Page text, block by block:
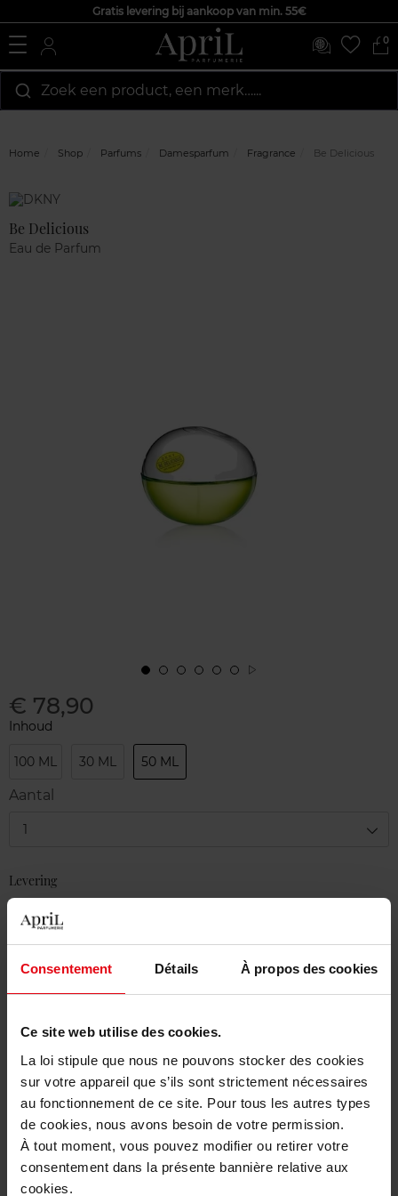
Consentement Détails À propos des cookies
Ce site web utilise des cookies.
La loi stipule que nous ne pouvons stocker des cookies
sur votre appareil que s’ils sont strictement nécessaires
au fonctionnement de ce site. Pour tous les autres types
de cookies, nous avons besoin de votre permission.
À tout moment, vous pouvez modifier ou retirer votre
consentement dans la présente bannière relative aux
cookies.
Gratis levering bij aankoop van min. 55€
0
Zoek een product, een merk…...
Home Shop Parfums Damesparfum Fragrance Be Delicious
Marque
Be Delicious
Eau de Parfum
€ 78,90
Inhoud
100 ML 30 ML 50 ML
Aantal
1
Levering
Voorradig
Beschrijving